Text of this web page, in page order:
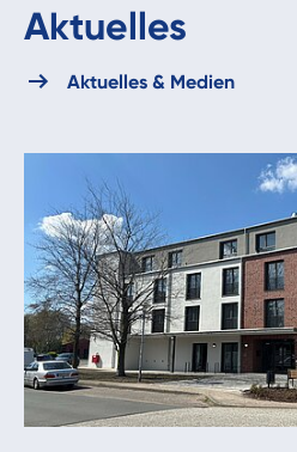
Aktuelles
Aktuelles & Medien